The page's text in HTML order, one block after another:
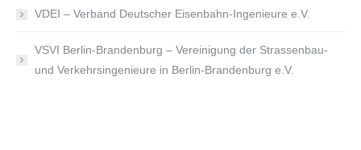
VDEI – Verband Deutscher Eisenbahn-Ingenieure e.V.
VSVI Berlin-Brandenburg – Vereinigung der Strassenbau-
und Verkehrsingenieure in Berlin-Brandenburg e.V.